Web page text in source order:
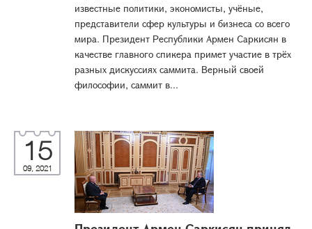
известные политики, экономисты, учёные,
представители сфер культуры и бизнеса со всего
мира. Президент Республики Армен Саркисян в
качестве главного спикера примет участие в трёх
разных дискуссиях саммита. Верный своей
философии, саммит в...
15
09, 2021